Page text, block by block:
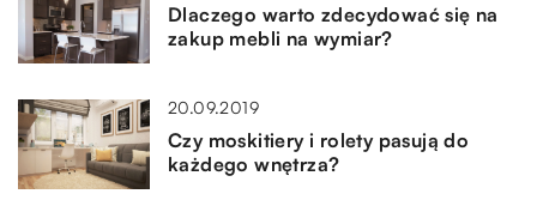
Dlaczego warto zdecydować się na
zakup mebli na wymiar?
20.09.2019
Czy moskitiery i rolety pasują do
każdego wnętrza?